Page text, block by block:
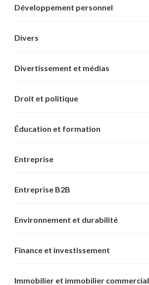
Développement personnel
Divers
Divertissement et médias
Droit et politique
Éducation et formation
Entreprise
Entreprise B2B
Environnement et durabilité
Finance et investissement
Immobilier et immobilier commercial